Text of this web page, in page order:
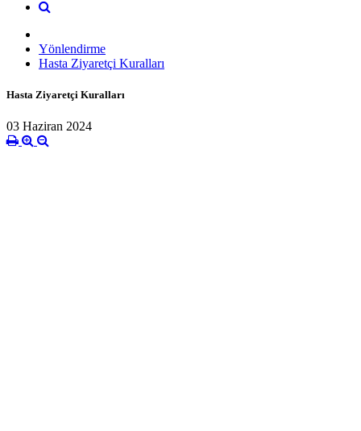
Yönlendirme
Hasta Ziyaretçi Kuralları
Hasta Ziyaretçi Kuralları
03 Haziran 2024